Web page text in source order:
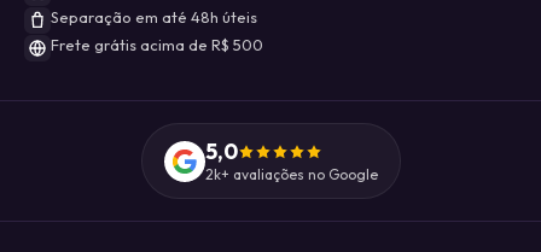
Separação em até 48h úteis
Frete grátis acima de R$ 500
5,0
2k+ avaliações no Google